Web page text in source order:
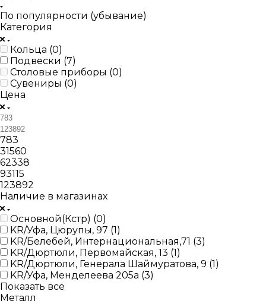
По популярности (убывание)
Категория
Кольца (0)
Подвески (7)
Столовые приборы (0)
Сувениры (0)
Цена
783
31560
62338
93115
123892
Наличие в магазинах
Основной(Кстр) (0)
KR/Уфа, Цюрупы, 97 (1)
KR/Белебей, Интернациональная,71 (3)
KR/Дюртюли, Первомайская, 13 (1)
KR/Дюртюли, Генерала Шаймуратова, 9 (1)
KR/Уфа, Менделеева 205а (3)
Показать все
Металл